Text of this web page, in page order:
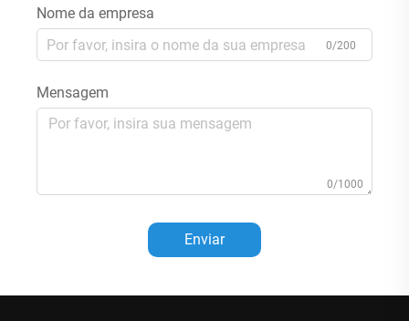
Nome da empresa
0/200
Mensagem
0/1000
Enviar